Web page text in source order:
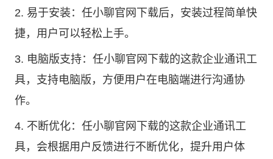
2. 易于安装：任小聊官网下载后，安装过程简单快
捷，用户可以轻松上手。
3. 电脑版支持：任小聊官网下载的这款企业通讯工
具，支持电脑版，方便用户在电脑端进行沟通协
作。
4. 不断优化：任小聊官网下载的这款企业通讯工
具，会根据用户反馈进行不断优化，提升用户体